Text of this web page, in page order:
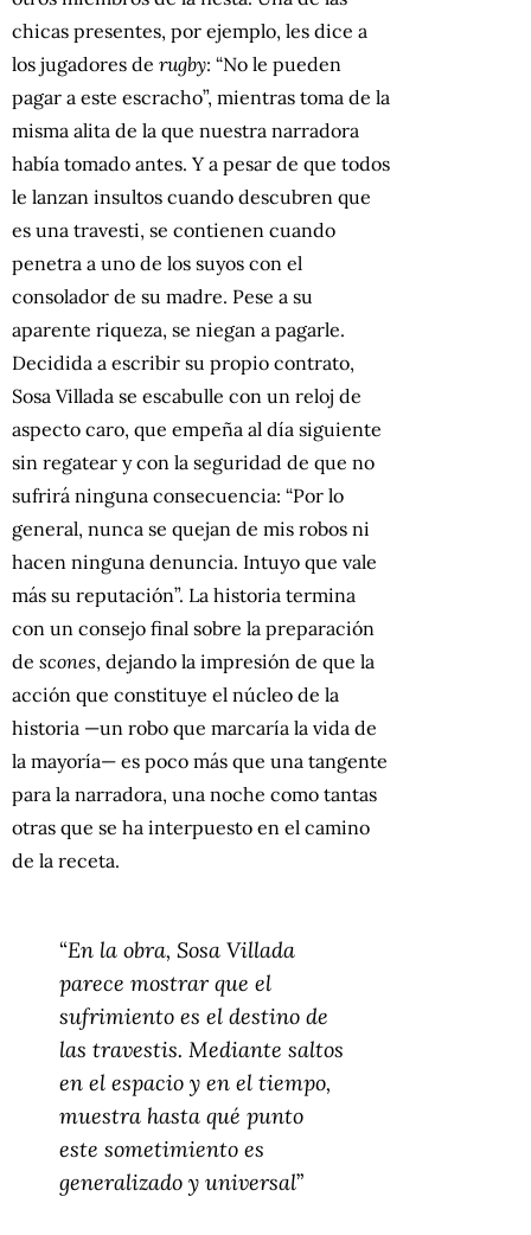
chicas presentes, por ejemplo, les dice a
los jugadores de rugby: “No le pueden
pagar a este escracho”, mientras toma de la
misma alita de la que nuestra narradora
había tomado antes. Y a pesar de que todos
le lanzan insultos cuando descubren que
es una travesti, se contienen cuando
penetra a uno de los suyos con el
consolador de su madre. Pese a su
aparente riqueza, se niegan a pagarle.
Decidida a escribir su propio contrato,
Sosa Villada se escabulle con un reloj de
aspecto caro, que empeña al día siguiente
sin regatear y con la seguridad de que no
sufrirá ninguna consecuencia: “Por lo
general, nunca se quejan de mis robos ni
hacen ninguna denuncia. Intuyo que vale
más su reputación”. La historia termina
con un consejo final sobre la preparación
de scones, dejando la impresión de que la
acción que constituye el núcleo de la
historia —un robo que marcaría la vida de
la mayoría— es poco más que una tangente
para la narradora, una noche como tantas
otras que se ha interpuesto en el camino
de la receta.
“En la obra, Sosa Villada
parece mostrar que el
sufrimiento es el destino de
las travestis. Mediante saltos
en el espacio y en el tiempo,
muestra hasta qué punto
este sometimiento es
generalizado y universal”